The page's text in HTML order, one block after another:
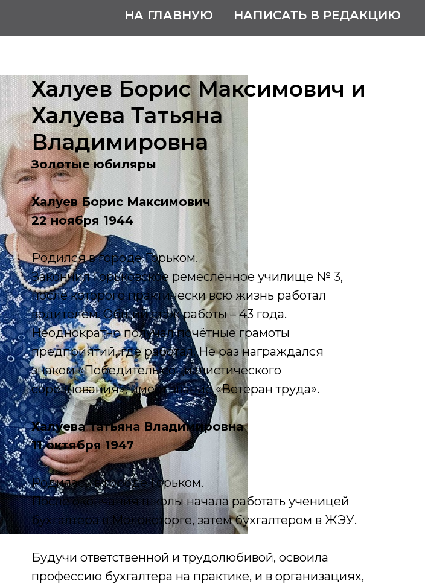
НА ГЛАВНУЮ НАПИСАТЬ В РЕДАКЦИЮ
Халуев Борис Максимович и
Халуева Татьяна
Владимировна
Золотые юбиляры
Халуев Борис Максимович
22 ноября 1944
Родился в городе Горьком.
Закончил Горьковское ремесленное училище № 3,
после которого практически всю жизнь работал
водителем. Общий стаж работы – 43 года.
Неоднократно получал почётные грамоты
предприятий, где работал. Не раз награждался
знаком «Победитель социалистического
соревнования», имеет звание «Ветеран труда».
Халуева Татьяна Владимировна
11 октября 1947
Родилась в городе Горьком.
После окончания школы начала работать ученицей
бухгалтера в Молокоторге, затем бухгалтером в ЖЭУ.
Будучи ответственной и трудолюбивой, освоила
профессию бухгалтера на практике, и в организациях,